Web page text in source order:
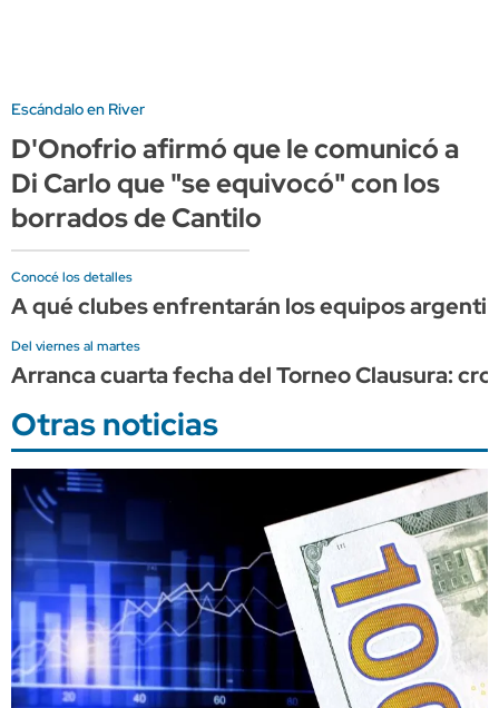
Escándalo en River
D'Onofrio afirmó que le comunicó a
Di Carlo que "se equivocó" con los
borrados de Cantilo
Conocé los detalles
A qué clubes enfrentarán los equipos
Del viernes al martes
Arranca cuarta fecha del Torneo Clausura:
Otras noticias